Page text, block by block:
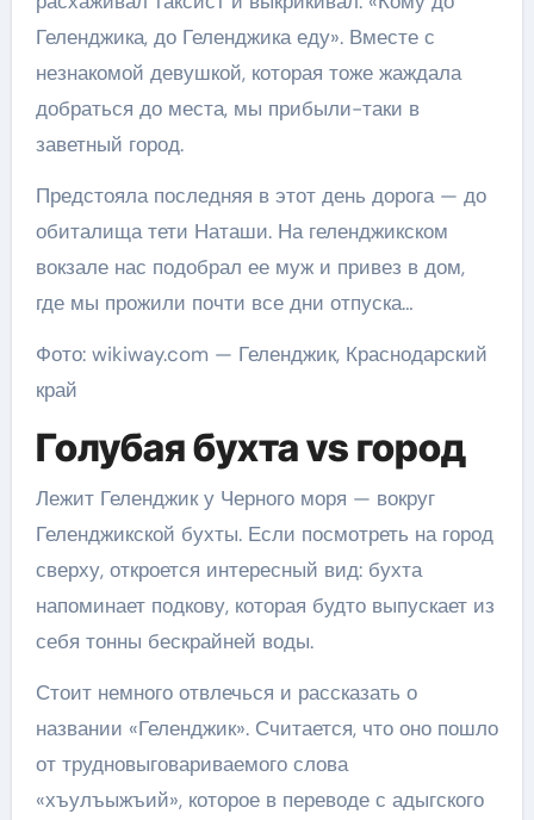
Геленджика, до Геленджика еду». Вместе с
незнакомой девушкой, которая тоже жаждала
добраться до места, мы прибыли-таки в
заветный город.
Предстояла последняя в этот день дорога — до
обиталища тети Наташи. На геленджикском
вокзале нас подобрал ее муж и привез в дом,
где мы прожили почти все дни отпуска…
Фото: wikiway.com — Геленджик, Краснодарский
край
Голубая бухта vs город
Лежит Геленджик у Черного моря — вокруг
Геленджикской бухты. Если посмотреть на город
сверху, откроется интересный вид: бухта
напоминает подкову, которая будто выпускает из
себя тонны бескрайней воды.
Стоит немного отвлечься и рассказать о
названии «Геленджик». Считается, что оно пошло
от трудновыговариваемого слова
«хъулъыжъий», которое в переводе с адыгского